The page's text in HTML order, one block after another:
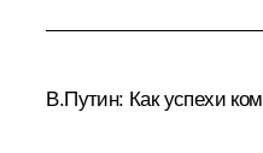
В.Путин: Как успехи